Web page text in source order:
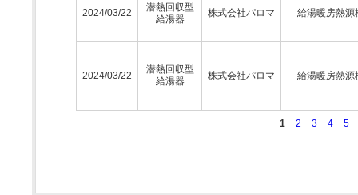
2024/03/22
潜熱回収型
給湯器
株式会社パロマ 給湯暖房熱源
2024/03/22
潜熱回収型
給湯器
株式会社パロマ 給湯暖房熱源
1 2 3 4 5